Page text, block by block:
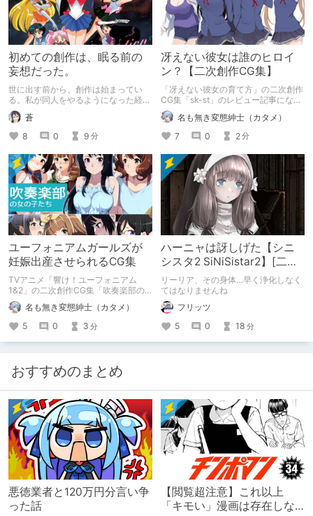
初めての創作は、眠る前の
妄想だった。
世に出す前から、創作は始まってい
る。私が同人をやるようになった経緯
のお話。
蒼
8
0 9 分
冴えない彼女は誰のヒロイ
ン？【二次創作CG集】
「冴えない彼女の育て方」の二次創作
CG集「sk-st」のレビュー記事になり
ます。
名も無き変態紳士（カタメ）
7
0 2分
ユーフォニアムガールズが
妊娠出産させられるCG集
TVアニメ「響け！ユーフォニアム
1&2」の二次創作CG集「吹奏楽部の
女の子たち」のレビュー記事です。
名も無き変態紳士（カタメ）
5
0 3 分
ハーニャは訝しげた【シニ
シスタ2 SiNiSistar2】[二次
創作]
リーリア、その身体…早く浄化しなく
てはなりませんね
フリッツ
5
0 18 分
おすすめのまとめ
悪徳業者と120万円分言い争
った話
【閲覧超注意】これ以上
「キモい」漫画は存在しな